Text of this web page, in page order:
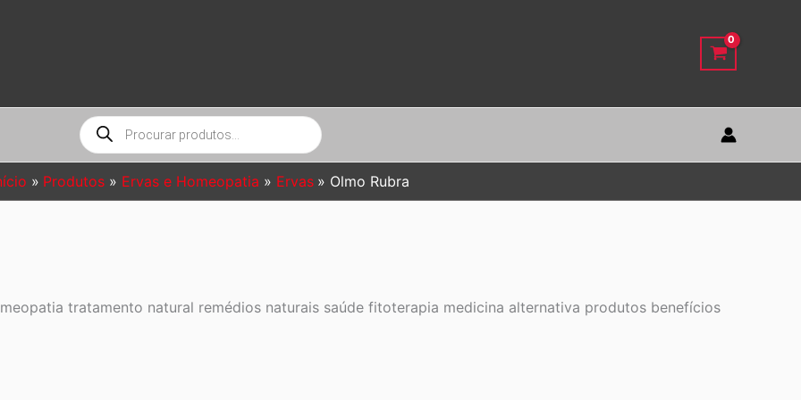
Pesquisar
produtos
Produtos Ervas e Homeopatia Ervas Olmo Rubra
tratamento natural remédios naturais saúde fitoterapia medicina alternativa produtos benefícios